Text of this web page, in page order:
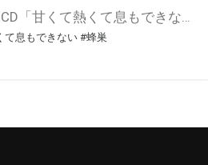
＜ドラマCD「甘くて熱くて息もできない 1」冷めない微熱盤＞の発売を記念して、 「サイン色紙抽選プレゼント フェア」の開催が決定しました！ 対象店舗にてご購入いただいた方の中から抽選で直筆サイン色紙をプレゼントいたします！ ぜひご応募ください♪
て息もできない #蜂巣